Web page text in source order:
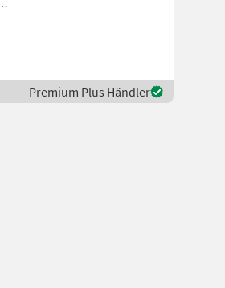
Premium Plus Händler